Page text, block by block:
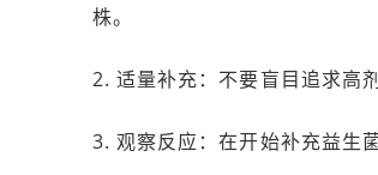
株。
2. 适量补充：不要盲目追求高
3. 观察反应：在开始补充益生